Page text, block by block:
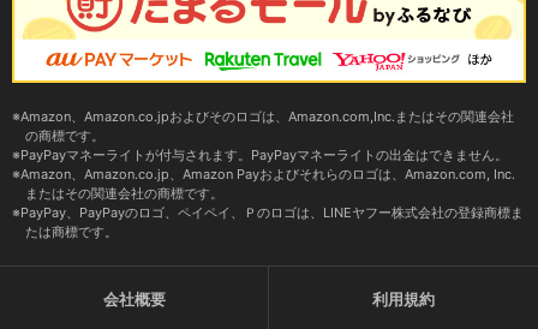
Amazon、Amazon.co.jpおよびそのロゴは、Amazon.com,Inc.またはその関連会社
の商標です。
PayPayマネーライトが付与されます。PayPayマネーライトの出金はできません。
Amazon、Amazon.co.jp、Amazon Payおよびそれらのロゴは、Amazon.com, Inc.
またはその関連会社の商標です。
PayPay、PayPayのロゴ、ペイペイ、Ｐのロゴは、LINEヤフー株式会社の登録商標ま
たは商標です。
会社概要 利用規約